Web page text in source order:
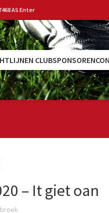
AS Enter
CLUBSPONSOREN
– It giet oan